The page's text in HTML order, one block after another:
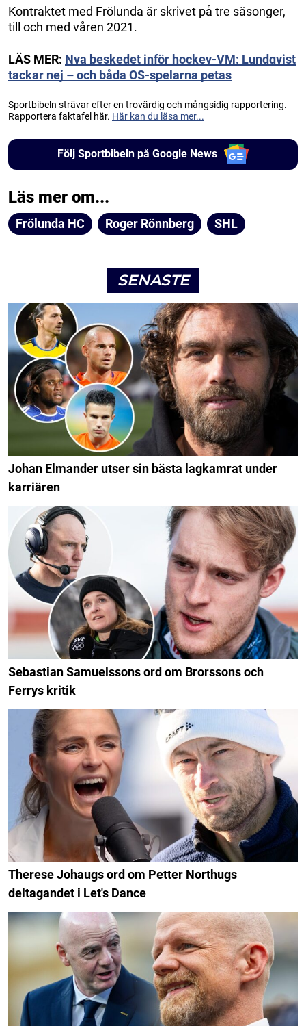
Kontraktet med Frölunda är skrivet på tre säsonger,
till och med våren 2021.
LÄS MER: Nya beskedet inför hockey-VM: Lundqvist
tackar nej – och båda OS-spelarna petas
Sportbibeln strävar efter en trovärdig och mångsidig rapportering.
Rapportera faktafel här. Här kan du läsa mer...
Följ Sportbibeln på Google News
Läs mer om...
Frölunda HC Roger Rönnberg SHL
SENASTE
Johan Elmander utser sin bästa lagkamrat under
karriären
Sebastian Samuelssons ord om Brorssons och
Ferrys kritik
Therese Johaugs ord om Petter Northugs
deltagandet i Let's Dance